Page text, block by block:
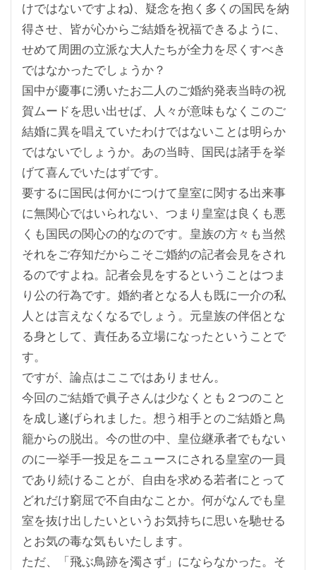
けではないですよね)、疑念を抱く多くの国民を納
得させ、皆が心からご結婚を祝福できるように、
せめて周囲の立派な大人たちが全力を尽くすべき
ではなかったでしょうか？
国中が慶事に湧いたお二人のご婚約発表当時の祝
賀ムードを思い出せば、人々が意味もなくこのご
結婚に異を唱えていたわけではないことは明らか
ではないでしょうか。あの当時、国民は諸手を挙
げて喜んでいたはずです。
要するに国民は何かにつけて皇室に関する出来事
に無関心ではいられない、つまり皇室は良くも悪
くも国民の関心の的なのです。皇族の方々も当然
それをご存知だからこそご婚約の記者会見をされ
るのですよね。記者会見をするということはつま
り公の行為です。婚約者となる人も既に一介の私
人とは言えなくなるでしょう。元皇族の伴侶とな
る身として、責任ある立場になったということで
す。
ですが、論点はここではありません。
今回のご結婚で眞子さんは少なくとも２つのこと
を成し遂げられました。想う相手とのご結婚と鳥
籠からの脱出。今の世の中、皇位継承者でもない
のに一挙手一投足をニュースにされる皇室の一員
であり続けることが、自由を求める若者にとって
どれだけ窮屈で不自由なことか。何がなんでも皇
室を抜け出したいというお気持ちに思いを馳せる
とお気の毒な気もいたします。
ただ、「飛ぶ鳥跡を濁さず」にならなかった。そ